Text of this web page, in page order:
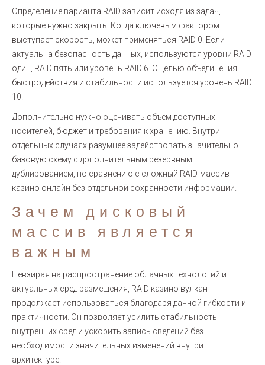
Определение варианта RAID зависит исходя из задач,
которые нужно закрыть. Когда ключевым фактором
выступает скорость, может применяться RAID 0. Если
актуальна безопасность данных, используются уровни RAID
один, RAID пять или уровень RAID 6. С целью объединения
быстродействия и стабильности используется уровень RAID
10.
Дополнительно нужно оценивать объем доступных
носителей, бюджет и требования к хранению. Внутри
отдельных случаях разумнее задействовать значительно
базовую схему с дополнительным резервным
дублированием, по сравнению с сложный RAID-массив
казино онлайн без отдельной сохранности информации.
Зачем дисковый
массив является
важным
Невзирая на распространение облачных технологий и
актуальных сред размещения, RAID казино вулкан
продолжает использоваться благодаря данной гибкости и
практичности. Он позволяет усилить стабильность
внутренних сред и ускорить запись сведений без
необходимости значительных изменений внутри
архитектуре.